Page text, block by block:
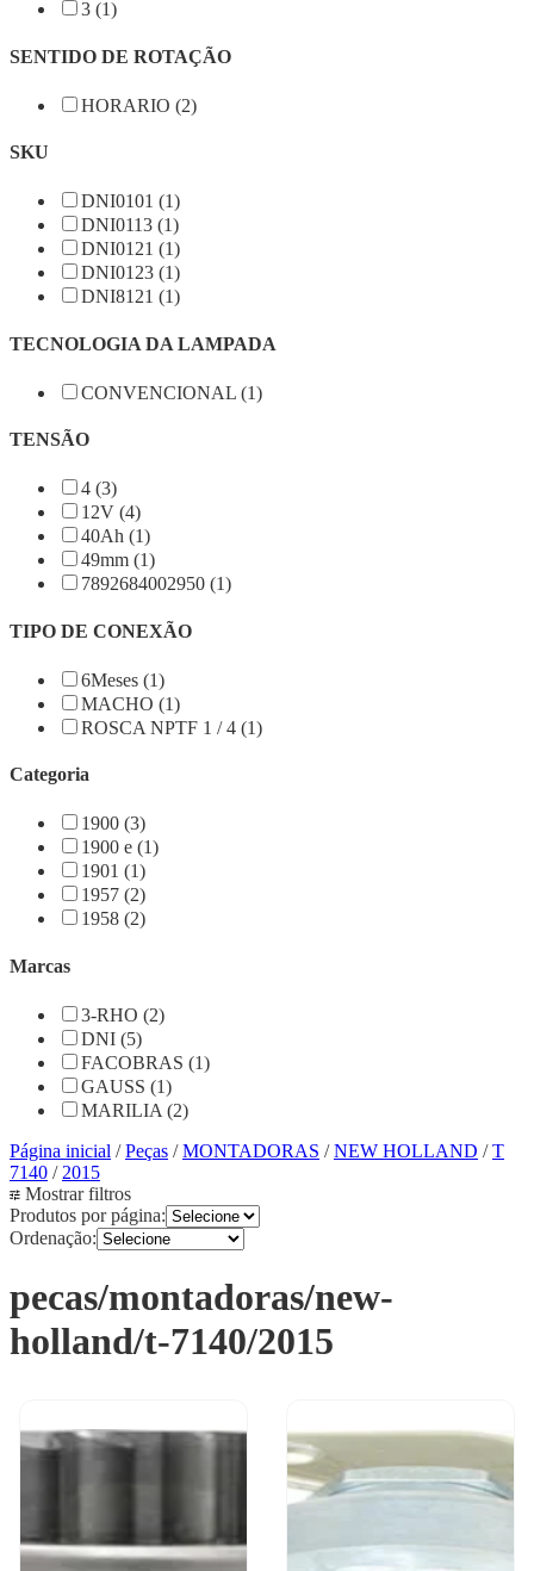
3 (1)
SENTIDO DE ROTAÇÃO
HORARIO (2)
SKU
DNI0101 (1)
DNI0113 (1)
DNI0121 (1)
DNI0123 (1)
DNI8121 (1)
TECNOLOGIA DA LAMPADA
CONVENCIONAL (1)
TENSÃO
4 (3)
12V (4)
40Ah (1)
49mm (1)
7892684002950 (1)
TIPO DE CONEXÃO
6Meses (1)
MACHO (1)
ROSCA NPTF 1 / 4 (1)
Categoria
1900 (3)
1900 e (1)
1901 (1)
1957 (2)
1958 (2)
Marcas
3-RHO (2)
DNI (5)
FACOBRAS (1)
GAUSS (1)
MARILIA (2)
Página inicial /Peças /MONTADORAS /NEW HOLLAND /T
7140 / 2015
Mostrar filtros
Produtos por página:
Ordenação:
pecas/montadoras/new-
holland/t-7140/2015